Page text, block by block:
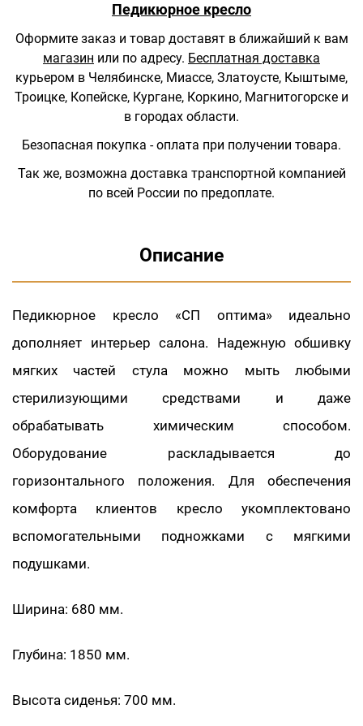
Педикюрное кресло
Оформите заказ и товар доставят в ближайший к вам
магазин или по адресу. Бесплатная доставка
курьером в Челябинске, Миассе, Златоусте, Кыштыме,
Троицке, Копейске, Кургане, Коркино, Магнитогорске и
в городах области.
Безопасная покупка - оплата при получении товара.
Так же, возможна доставка транспортной компанией
по всей России по предоплате.
Описание
Педикюрное кресло «СП оптима» идеально
дополняет интерьер салона. Надежную обшивку
мягких частей стула можно мыть любыми
стерилизующими средствами и даже
обрабатывать химическим способом.
Оборудование раскладывается до
горизонтального положения. Для обеспечения
комфорта клиентов кресло укомплектовано
вспомогательными подножками с мягкими
подушками.
Ширина: 680 мм.
Глубина: 1850 мм.
Высота сиденья: 700 мм.